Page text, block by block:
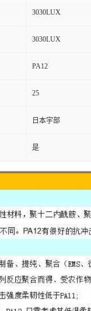
3030LUX
3030LUX
PA12
25
日本宇部
是